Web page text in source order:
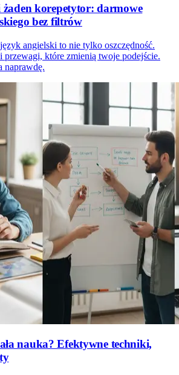
żaden korepetytor: darmowe
bez filtrów
angielski to nie tylko oszczędność.
przewagi, które zmienią twoje podejście.
naprawdę.
nauka? Efektywne techniki,